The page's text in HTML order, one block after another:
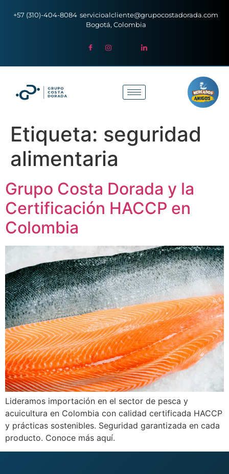
+57 (310)-404-8084 servicioalcliente@grupocostadorada.com
Bogotá, Colombia
Etiqueta: seguridad
alimentaria
Grupo Costa Dorada y la
Certificación HACCP en
Colombia
Lideramos importación en el sector de pesca y
acuicultura en Colombia con calidad certificada HACCP
y prácticas sostenibles. Seguridad garantizada en cada
producto. Conoce más aquí.